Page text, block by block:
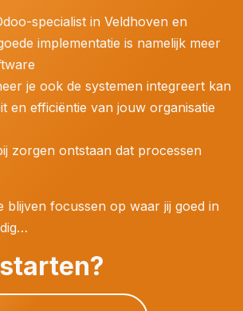
specialist in Veldhoven en
implementatie is namelijk meer
je ook de systemen integreert kan
en efficiëntie van jouw organisatie
zorgen ontstaan dat processen
blijven focussen op waar jij goed in